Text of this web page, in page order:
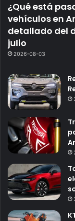
¿Qué está
vehículos en
detallado del
julio
2026-08-03